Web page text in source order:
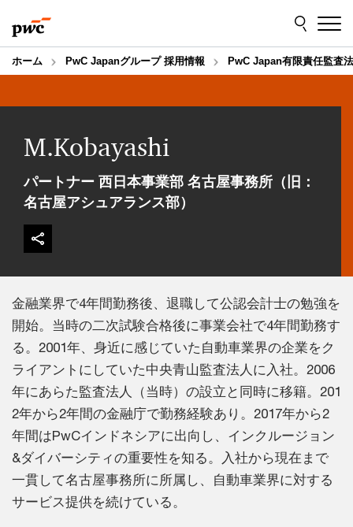
to
content
to
footer
ホーム PwC Japanグループ 採用情報 PwC Japan有限責任監査
M.Kobayashi
パートナー 西日本事業部 名古屋事務所（旧：
名古屋アシュアランス部）
金融業界で4年間勤務後、退職して公認会計士の勉強を
開始。当時の二次試験合格後に事業会社で4年間勤務す
る。2001年、身近に感じていた自動車業界の企業をク
ライアントにしていた中央青山監査法人に入社。2006
年にあらた監査法人（当時）の設立と同時に移籍。201
2年から2年間の金融庁で勤務経験あり。2017年から2
年間はPwCインドネシアに出向し、インクルージョン
&ダイバーシティの重要性を知る。入社から現在まで
一貫して名古屋事務所に所属し、自動車業界に対する
サービス提供を続けている。